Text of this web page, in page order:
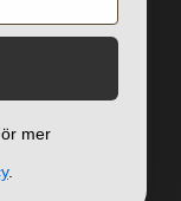
mer
.